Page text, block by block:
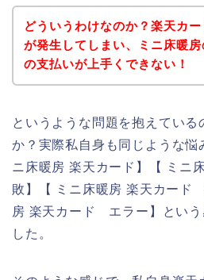
どういうわけなのか？楽天カ
が発生してしまい、ミニ床暖房
の支払いが上手くできない！
というような問題を抱えている
か？実際私自身も同じような悩
ニ床暖房 楽天カード】【 ミニ
敗】【 ミニ床暖房 楽天カード
房 楽天カード エラー】という
した。